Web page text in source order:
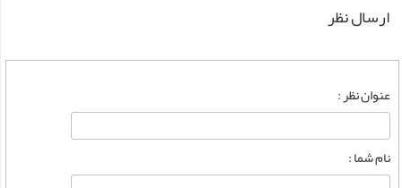
ارسال نظر
عنوان نظر :
نام شما :